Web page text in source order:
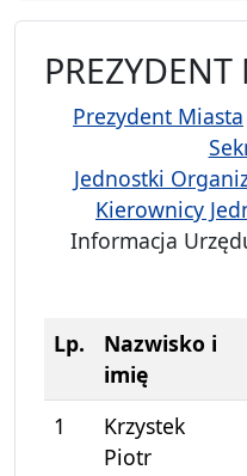
Prezydent Miasta
Jednostki
Kierownicy
Informacja
Lp.
Nazwisko i
imię
1
Krzystek
Piotr